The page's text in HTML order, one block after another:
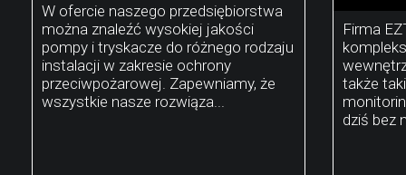
W ofercie naszego przedsiębiorstwa
można znaleźć wysokiej jakości
pompy i tryskacze do różnego rodzaju
instalacji w zakresie ochrony
przeciwpożarowej. Zapewniamy, że
wszystkie nasze rozwiąza...
Firma
także
dziś bez